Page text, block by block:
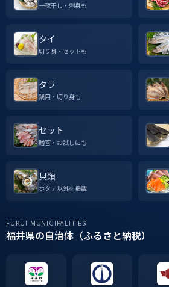
一夜干し・刺身も
タイ
切り身・セットも
タラ
鍋用・切り身も
セット
贈答・お試しにも
貝類
ホタテ以外を掲載
FUKUI MUNICIPALITIES
福井県の自治体（ふるさと納税）